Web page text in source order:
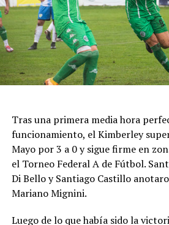
Tras una primera media hora
funcionamiento, el Kimberley
Mayo por 3 a 0 y sigue firme en
el Torneo Federal A de Fútbol.
Di Bello y Santiago Castillo
Mariano Mignini.
Luego de lo que había sido la